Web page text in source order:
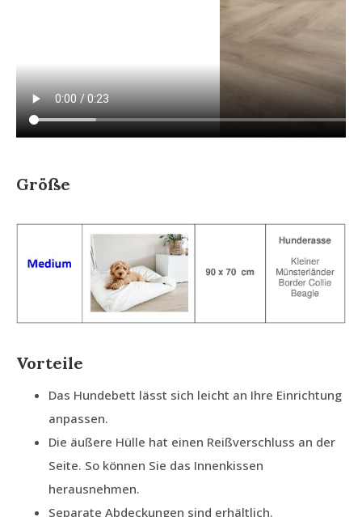
Größe
Vorteile
Das Hundebett lässt sich leicht an Ihre Einrichtung
anpassen.
Die äußere Hülle hat einen Reißverschluss an der
Seite. So können Sie das Innenkissen
herausnehmen.
Separate Abdeckungen sind erhältlich.